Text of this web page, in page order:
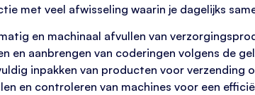
met veel afwisseling waarin je dagelijks
en machinaal afvullen van
en aanbrengen van coderingen volgens de
inpakken van producten voor verzending
en controleren van machines voor een